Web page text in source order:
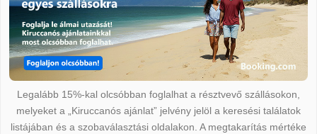
Legalább 15%-kal olcsóbban foglalhat a résztvevő szállásokon,
melyeket a „Kiruccanós ajánlat” jelvény jelöl a keresési találatok
listájában és a szobaválasztási oldalakon. A megtakarítás mértéke